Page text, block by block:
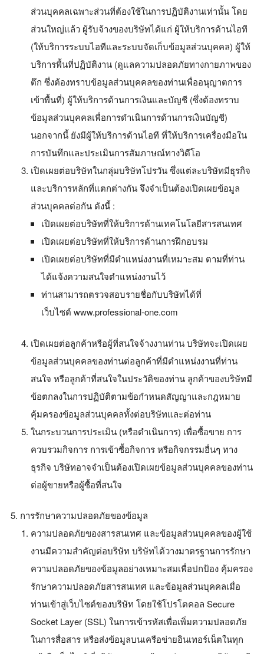
ส่วนบุคคลเฉพาะส่วนที่ต้องใช้ในการปฏิบัติงานเท่านั้น โดย
ส่วนใหญ่แล้ว ผู้รับจ้างของบริษัทได้แก่ ผู้ให้บริการด้านไอที
(ให้บริการระบบไอทีและระบบจัดเก็บข้อมูลส่วนบุคคล) ผู้ให้
บริการพื้นที่ปฏิบัติงาน (ดูแลความปลอดภัยทางกายภาพของ
ตึก ซึ่งต้องทราบข้อมูลส่วนบุคคลของท่านเพื่ออนุญาตการ
เข้าพื้นที่) ผู้ให้บริการด้านการเงินและบัญชี (ซึ่งต้องทราบ
ข้อมูลส่วนบุคคลเพื่อการดำเนินการด้านการเงินบัญชี)
นอกจากนี้ ยังมีผู้ให้บริการด้านไอที ที่ให้บริการเครื่องมือใน
การบันทึกและประเมินการสัมภาษณ์ทางวิดีโอ
เปิดเผยต่อบริษัทในกลุ่มบริษัทโปรวัน ซึ่งแต่ละบริษัทมีธุรกิจ
และบริการหลักที่แตกต่างกัน จึงจำเป็นต้องเปิดเผยข้อมูล
ส่วนบุคคลต่อกัน ดังนี้ :
เปิดเผยต่อบริษัทที่ให้บริการด้านเทคโนโลยีสารสนเทศ
เปิดเผยต่อบริษัทที่ให้บริการด้านการฝึกอบรม
เปิดเผยต่อบริษัทที่มีตำแหน่งงานที่เหมาะสม ตามที่ท่าน
ได้แจ้งความสนใจตำแหน่งงานไว้
ท่านสามารถตรวจสอบรายชื่อกับบริษัทได้ที่
เว็บไซต์ www.professional-one.com
เปิดเผยต่อลูกค้าหรือผู้ที่สนใจจ้างงานท่าน บริษัทจะเปิดเผย
ข้อมูลส่วนบุคคลของท่านต่อลูกค้าที่มีตำแหน่งงานที่ท่าน
สนใจ หรือลูกค้าที่สนใจในประวัติของท่าน ลูกค้าของบริษัทมี
ข้อตกลงในการปฏิบัติตามข้อกำหนดสัญญาและกฎหมาย
คุ้มครองข้อมูลส่วนบุคคลทั้งต่อบริษัทและต่อท่าน
ในกระบวนการประเมิน (หรือดำเนินการ) เพื่อซื้อขาย การ
ควบรวมกิจการ การเข้าซื้อกิจการ หรือกิจกรรมอื่นๆ ทาง
ธุรกิจ บริษัทอาจจำเป็นต้องเปิดเผยข้อมูลส่วนบุคคลของท่าน
ต่อผู้ขายหรือผู้ซื้อที่สนใจ
การรักษาความปลอดภัยของข้อมูล
ความปลอดภัยของสารสนเทศ และข้อมูลส่วนบุคคลของผู้ใช้
งานมีความสำคัญต่อบริษัท บริษัทได้วางมาตรฐานการรักษา
ความปลอดภัยของข้อมูลอย่างเหมาะสมเพื่อปกป้อง คุ้มครอง
รักษาความปลอดภัยสารสนเทศ และข้อมูลส่วนบุคคลเมื่อ
ท่านเข้าสู่เว็บไซต์ของบริษัท โดยใช้โปรโตคอล Secure
Socket Layer (SSL) ในการเข้ารหัสเพื่อเพิ่มความปลอดภัย
ในการสื่อสาร หรือส่งข้อมูลบนเครือข่ายอินเทอร์เน็ตในทุก